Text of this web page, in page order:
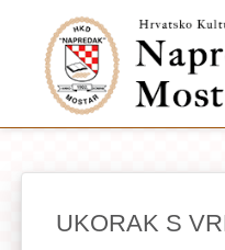
UKORAK S